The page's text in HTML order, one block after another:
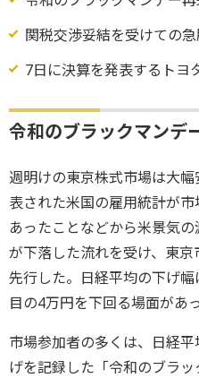
関税交渉妥結を受けての
7日に決算を発表するトヨ
令和のブラックマンデ
週明けの東京株式市場は大
表された米国の雇用統計が
あったことなどから米景気
が下落した流れを受け、東
先行した。日経平均の下げ
目の4万円を下回る場面があっ
市場参加者の多くは、日経
げを記録した「令和のブラ